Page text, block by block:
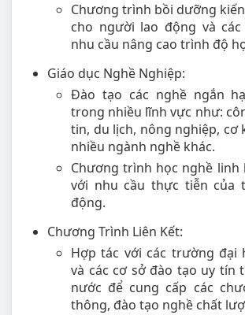
Chương trình bồi dưỡng
cho người lao động và
nhu cầu nâng cao trình độ
Giáo dục Nghề Nghiệp:
Đào tạo các nghề ngắn
trong nhiều lĩnh vực như:
tin, du lịch, nông nghiệp, cơ
nhiều ngành nghề khác.
Chương trình học nghề linh
với nhu cầu thực tiễn của
động.
Chương Trình Liên Kết:
Hợp tác với các trường đại
và các cơ sở đào tạo uy tín
nước để cung cấp các
thông, đào tạo nghề chất